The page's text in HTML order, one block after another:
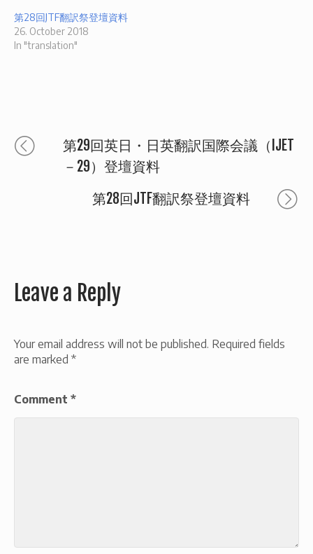
第28回JTF翻訳祭登壇資料
26. October 2018
In "translation"
Post
navigation
Previous
post:
第29回英日・日英翻訳国際会議（IJET
－29）登壇資料
第28回JTF翻訳祭登壇資料
Leave a Reply
Your email address will not be published. Required fields
are marked *
Comment *